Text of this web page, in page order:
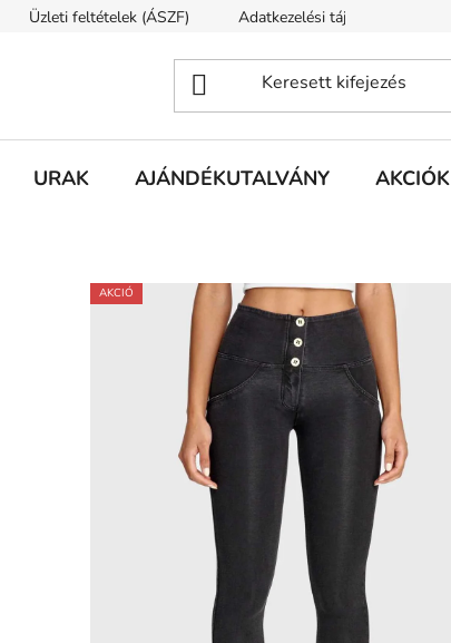
Üzleti feltételek (ÁSZF) Adatkezelési tájékoztató
URAK AJÁNDÉKUTALVÁNY AKCIÓK
AKCIÓ